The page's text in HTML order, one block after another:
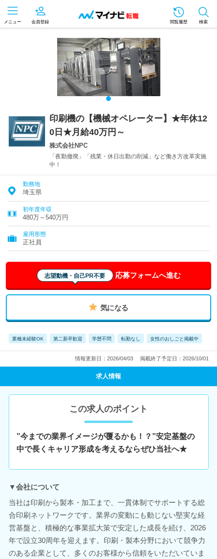
メニュー 会員登録 閲覧履歴 検索
印刷機の【機械オペレーター】★年休12
0日★月給40万円～
株式会社NPC
「夜勤撤廃」「残業・休日出勤の削減」など働き方改革実施
中！
勤務地
埼玉県
初年度年収
480万～540万円
雇用形態
正社員
志望動機・自己PR不要 応募フォームへ進む
気になる
業種未経験OK 第二新卒歓迎 学歴不問 転勤なし 女性のおしごと掲載中
情報更新日：2026/04/03 掲載終了予定日：2026/10/01
求人情報
この求人のポイント
”今までの業界イメージが覆るかも！？”安定基盤の
中で長くキャリア形成を考えるならぜひ当社へ★
▼会社について
当社は印刷から製本・加工まで、一貫体制でサポートする総
合印刷ネットワークです。業界の変動にも動じない堅実な経
営基盤と、積極的な事業拡大策で安定した成長を続け、2026
年で設立30周年を迎えます。印刷・製本分野において競争力
のある企業として、多くのお客様から信頼をいただいていま